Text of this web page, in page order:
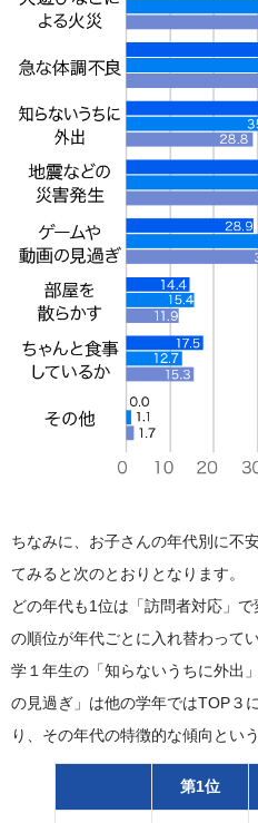
ちなみに、お子さんの年代別に不
てみると次のとおりとなります。
どの年代も1位は「訪問者対応」
の順位が年代ごとに入れ替わって
学１年生の「知らないうちに外出
の見過ぎ」は他の学年ではTOP３
り、その年代の特徴的な傾向とい
第1位